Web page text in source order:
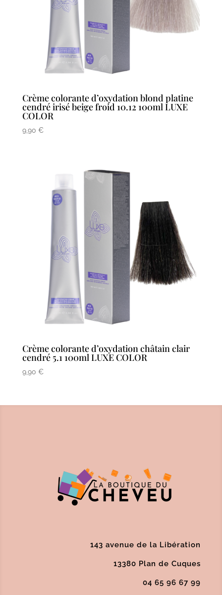
Crème colorante d’oxydation blond platine
cendré irisé beige froid 10.12 100ml LUXE
COLOR
9,90 €
Crème colorante d’oxydation châtain clair
cendré 5.1 100ml LUXE COLOR
9,90 €
143 avenue de la Libération
13380 Plan de Cuques
04 65 96 67 99